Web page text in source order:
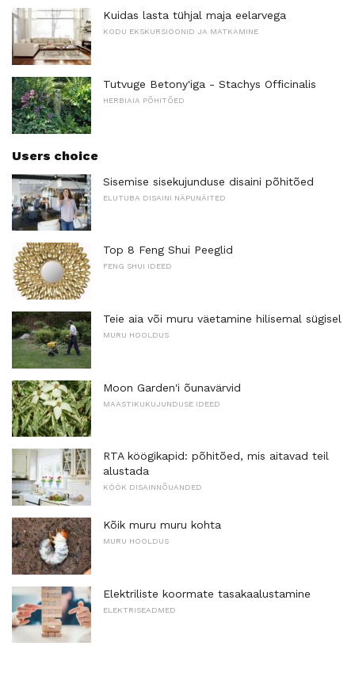
Kuidas lasta tühjal maja eelarvega
KODU EKSKURSIOONID JA MATKAMINE
Tutvuge Betony'iga - Stachys Officinalis
HERBIAIA PÕHITÕED
Users choice
Sisemise sisekujunduse disaini põhitõed
ELUTUBA DISAINI NÄPUNÄITED
Top 8 Feng Shui Peeglid
FENG SHUI IDEED
Teie aia või muru väetamine hilisemal sügisel
MURU HOOLDUS
Moon Garden'i õunavärvid
MAASTIKUKUJUNDUSE IDEED
RTA köögikapid: põhitõed, mis aitavad teil
alustada
KÖÖK DISAINNÕUANDED
Kõik muru muru kohta
MURU HOOLDUS
Elektriliste koormate tasakaalustamine
ELEKTRISEADMED